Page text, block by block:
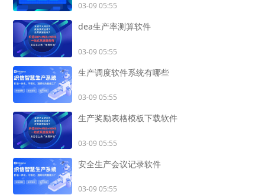
03-09 05:55
dea生产率测算软件
03-09 05:55
生产调度软件系统有哪些
03-09 05:55
生产奖励表格模板下载软件
03-09 05:55
安全生产会议记录软件
03-09 05:55